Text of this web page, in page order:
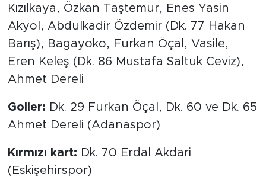
Kızılkaya, Özkan Taştemur, Enes Yasin
Akyol, Abdulkadir Özdemir (Dk. 77 Hakan
Barış), Bagayoko, Furkan Öçal, Vasile,
Eren Keleş (Dk. 86 Mustafa Saltuk Ceviz),
Ahmet Dereli
Goller: Dk. 29 Furkan Öçal, Dk. 60 ve Dk. 65
Ahmet Dereli (Adanaspor)
Kırmızı kart: Dk. 70 Erdal Akdari
(Eskişehirspor)